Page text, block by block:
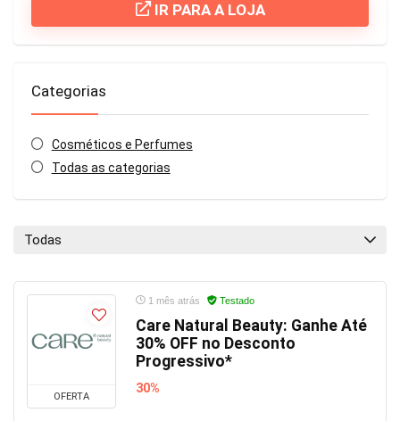
IR PARA A LOJA
Categorias
Cosméticos e Perfumes
Todas as categorias
Todas
OFERTA
1 mês atrás Testado
Care Natural Beauty: Ganhe Até
30% OFF no Desconto
Progressivo*
30%